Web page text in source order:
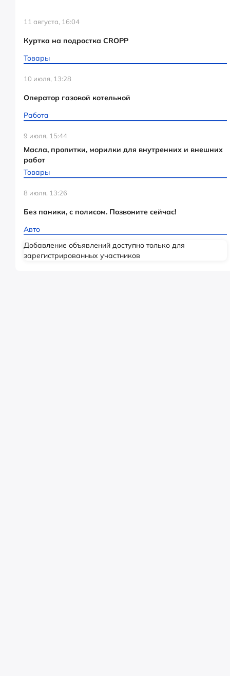
11 августа, 16:04
Куртка на подростка CROPP
Товары
10 июля, 13:28
Оператор газовой котельной
Работа
9 июля, 15:44
Масла, пропитки, морилки для внутренних и внешних
работ
Товары
8 июля, 13:26
Без паники, с полисом. Позвоните сейчас!
Авто
Добавление объявлений доступно только для
зарегистрированных участников